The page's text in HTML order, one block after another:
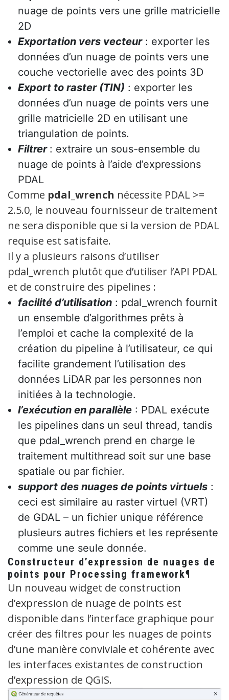
nuage de points vers une grille matricielle
2D
Exportation vers vecteur: exporter les
données d’un nuage de points vers une
couche vectorielle avec des points 3D
Export to raster (TIN) : exporter les
données d’un nuage de points vers une
grille matricielle 2D en utilisant une
triangulation de points.
Filtrer : extraire un sous-ensemble du
nuage de points à l’aide d’expressions
PDAL
Comme pdal_wrench nécessite PDAL >=
2.5.0, le nouveau fournisseur de traitement
ne sera disponible que si la version de PDAL
requise est satisfaite.
Il y a plusieurs raisons d’utiliser
pdal_wrench plutôt que d’utiliser l’API PDAL
et de construire des pipelines :
facilité d’utilisation : pdal_wrench fournit
un ensemble d’algorithmes prêts à
l’emploi et cache la complexité de la
création du pipeline à l’utilisateur, ce qui
facilite grandement l’utilisation des
données LiDAR par les personnes non
initiées à la technologie.
l’exécution en parallèle : PDAL exécute
les pipelines dans un seul thread, tandis
que pdal_wrench prend en charge le
traitement multithread soit sur une base
spatiale ou par fichier.
support des nuages de points virtuels :
ceci est similaire au raster virtuel (VRT)
de GDAL – un fichier unique référence
plusieurs autres fichiers et les représente
comme une seule donnée.
Constructeur d’expression de nuages de
points pour Processing framework¶
Un nouveau widget de construction
d’expression de nuage de points est
disponible dans l’interface graphique pour
créer des filtres pour les nuages de points
d’une manière conviviale et cohérente avec
les interfaces existantes de construction
d’expression de QGIS.